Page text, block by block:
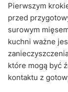
Pierwszym
przed
surowym
kuchni ważne
które mogą być
kontaktu z